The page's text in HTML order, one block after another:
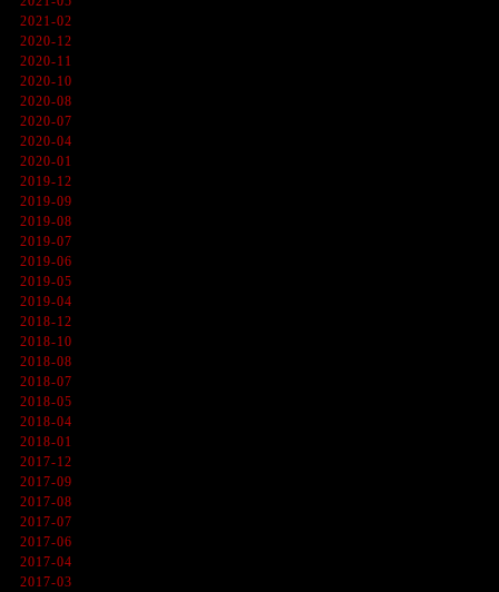
2021-02
2020-12
2020-11
2020-10
2020-08
2020-07
2020-04
2020-01
2019-12
2019-09
2019-08
2019-07
2019-06
2019-05
2019-04
2018-12
2018-10
2018-08
2018-07
2018-05
2018-04
2018-01
2017-12
2017-09
2017-08
2017-07
2017-06
2017-04
2017-03